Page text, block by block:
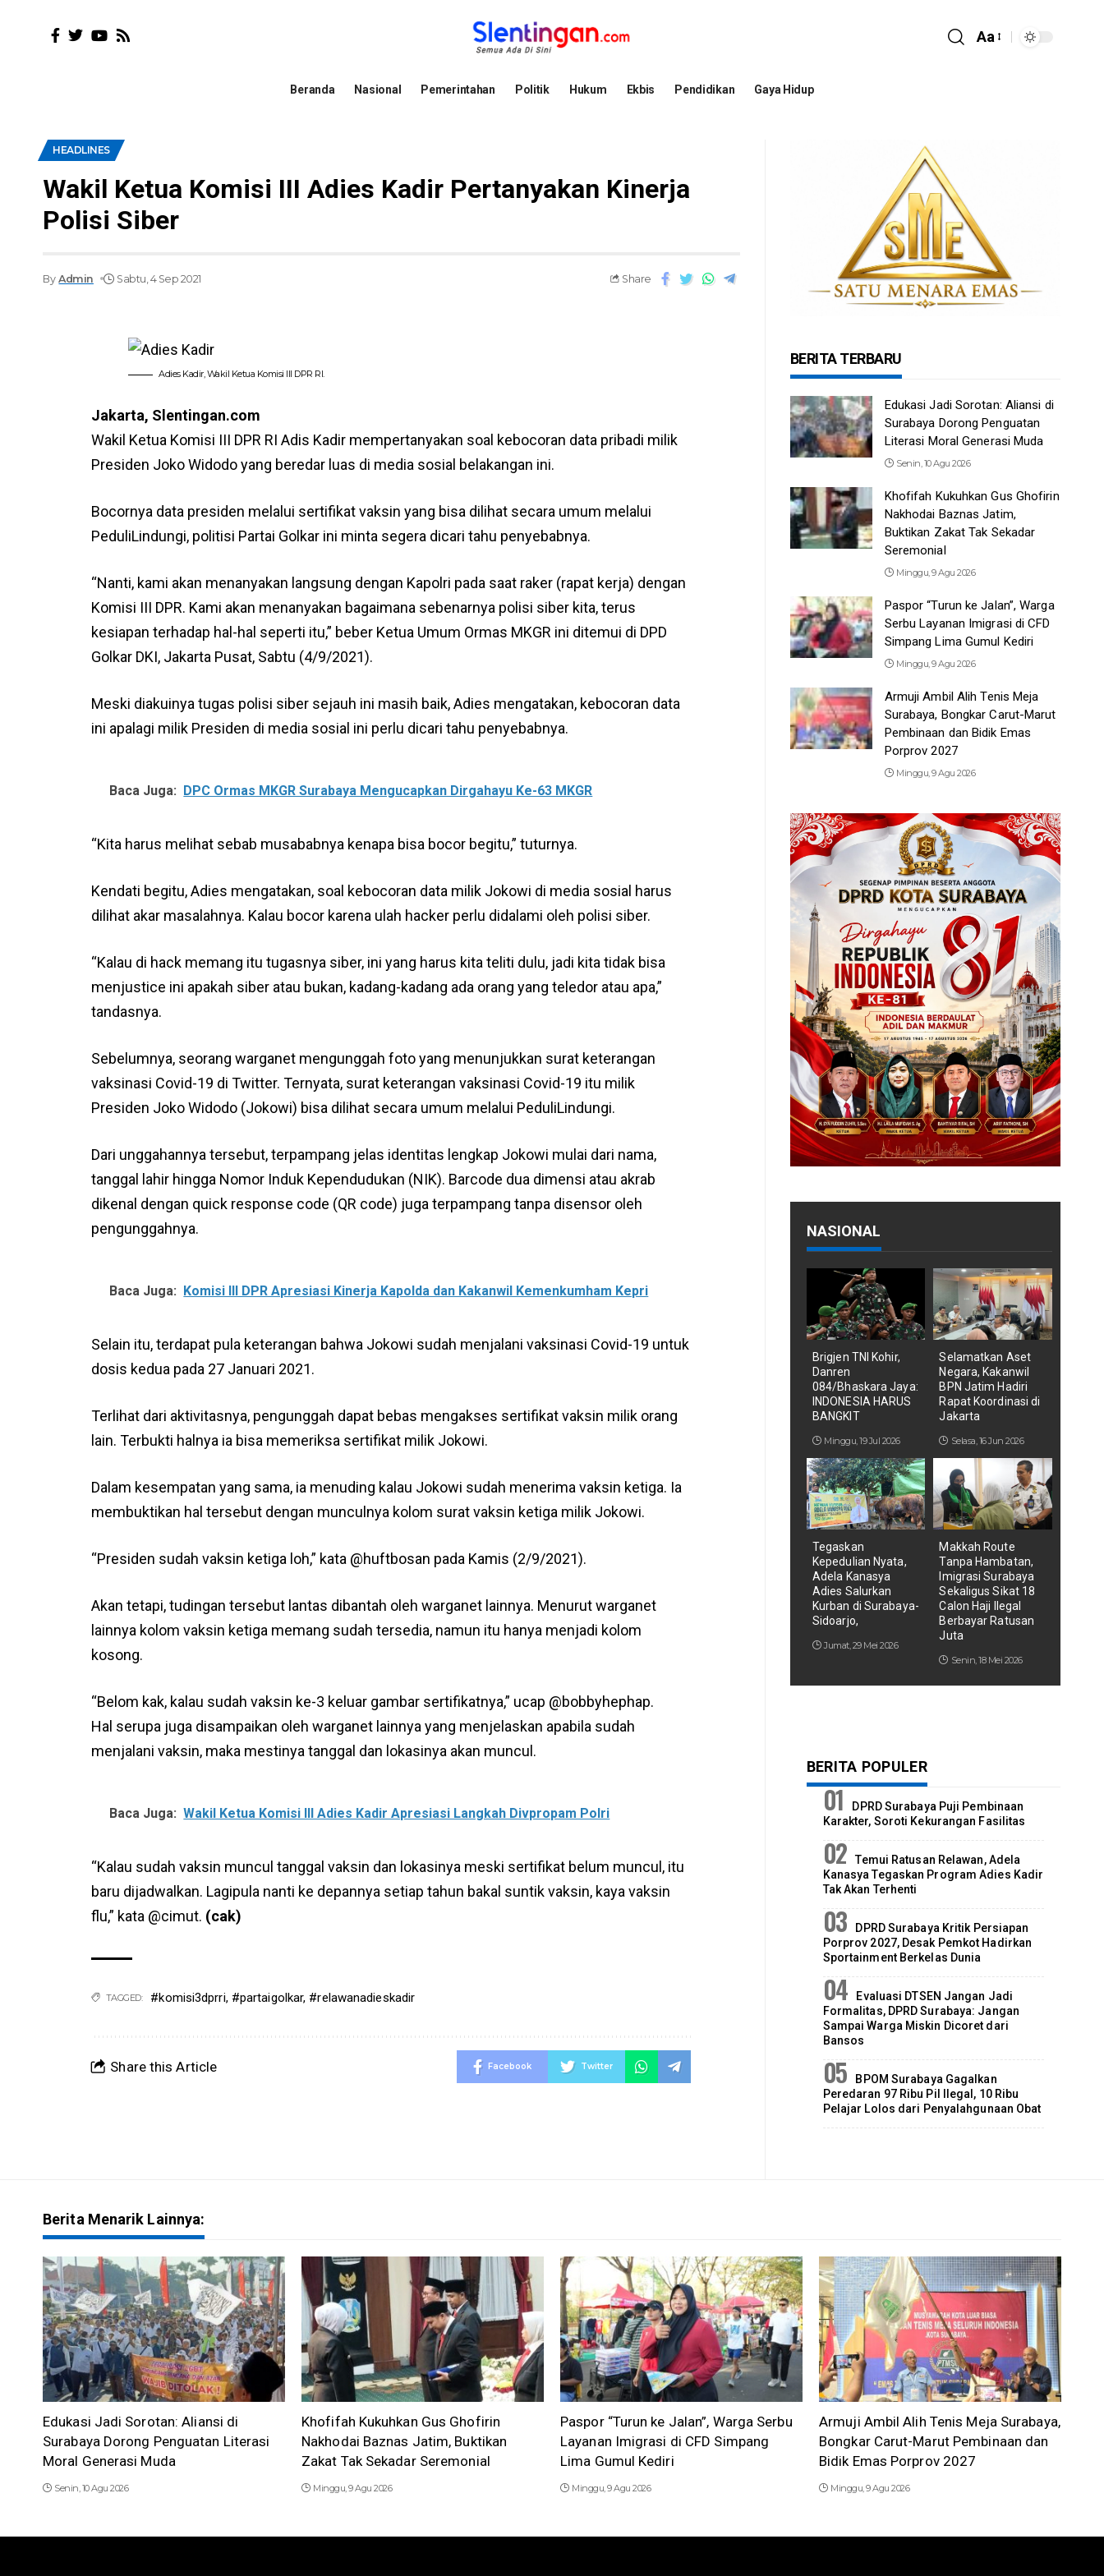
Aa
Beranda Nasional Pemerintahan Politik Hukum Ekbis Pendidikan Gaya Hidup
HEADLINES
Wakil Ketua Komisi III Adies Kadir Pertanyakan Kinerja
Polisi Siber
By Admin Sabtu, 4 Sep 2021 Share
Adies Kadir, Wakil Ketua Komisi III DPR RI.
Jakarta, Slentingan.com
Wakil Ketua Komisi III DPR RI Adis Kadir mempertanyakan soal kebocoran data pribadi milik
Presiden Joko Widodo yang beredar luas di media sosial belakangan ini.
Bocornya data presiden melalui sertifikat vaksin yang bisa dilihat secara umum melalui
PeduliLindungi, politisi Partai Golkar ini minta segera dicari tahu penyebabnya.
“Nanti, kami akan menanyakan langsung dengan Kapolri pada saat raker (rapat kerja) dengan
Komisi III DPR. Kami akan menanyakan bagaimana sebenarnya polisi siber kita, terus
kesiapan terhadap hal-hal seperti itu,” beber Ketua Umum Ormas MKGR ini ditemui di DPD
Golkar DKI, Jakarta Pusat, Sabtu (4/9/2021).
Meski diakuinya tugas polisi siber sejauh ini masih baik, Adies mengatakan, kebocoran data
ini apalagi milik Presiden di media sosial ini perlu dicari tahu penyebabnya.
Baca Juga: DPC Ormas MKGR Surabaya Mengucapkan Dirgahayu Ke-63 MKGR
“Kita harus melihat sebab musababnya kenapa bisa bocor begitu,” tuturnya.
Kendati begitu, Adies mengatakan, soal kebocoran data milik Jokowi di media sosial harus
dilihat akar masalahnya. Kalau bocor karena ulah hacker perlu didalami oleh polisi siber.
“Kalau di hack memang itu tugasnya siber, ini yang harus kita teliti dulu, jadi kita tidak bisa
menjustice ini apakah siber atau bukan, kadang-kadang ada orang yang teledor atau apa,”
tandasnya.
Sebelumnya, seorang warganet mengunggah foto yang menunjukkan surat keterangan
vaksinasi Covid-19 di Twitter. Ternyata, surat keterangan vaksinasi Covid-19 itu milik
Presiden Joko Widodo (Jokowi) bisa dilihat secara umum melalui PeduliLindungi.
Dari unggahannya tersebut, terpampang jelas identitas lengkap Jokowi mulai dari nama,
tanggal lahir hingga Nomor Induk Kependudukan (NIK). Barcode dua dimensi atau akrab
dikenal dengan quick response code (QR code) juga terpampang tanpa disensor oleh
pengunggahnya.
Baca Juga: Komisi III DPR Apresiasi Kinerja Kapolda dan Kakanwil Kemenkumham Kepri
Selain itu, terdapat pula keterangan bahwa Jokowi sudah menjalani vaksinasi Covid-19 untuk
dosis kedua pada 27 Januari 2021.
Terlihat dari aktivitasnya, pengunggah dapat bebas mengakses sertifikat vaksin milik orang
lain. Terbukti halnya ia bisa memeriksa sertifikat milik Jokowi.
Dalam kesempatan yang sama, ia menuding kalau Jokowi sudah menerima vaksin ketiga. Ia
membuktikan hal tersebut dengan munculnya kolom surat vaksin ketiga milik Jokowi.
“Presiden sudah vaksin ketiga loh,” kata @huftbosan pada Kamis (2/9/2021).
Akan tetapi, tudingan tersebut lantas dibantah oleh warganet lainnya. Menurut warganet
lainnya kolom vaksin ketiga memang sudah tersedia, namun itu hanya menjadi kolom
kosong.
“Belom kak, kalau sudah vaksin ke-3 keluar gambar sertifikatnya,” ucap @bobbyhephap.
Hal serupa juga disampaikan oleh warganet lainnya yang menjelaskan apabila sudah
menjalani vaksin, maka mestinya tanggal dan lokasinya akan muncul.
Baca Juga: Wakil Ketua Komisi III Adies Kadir Apresiasi Langkah Divpropam Polri
“Kalau sudah vaksin muncul tanggal vaksin dan lokasinya meski sertifikat belum muncul, itu
baru dijadwalkan. Lagipula nanti ke depannya setiap tahun bakal suntik vaksin, kaya vaksin
flu,” kata @cimut. (cak)
TAGGED: #komisi3dprri, #partaigolkar, #relawanadieskadir
Share this Article Facebook Twitter
BERITA TERBARU
Edukasi Jadi Sorotan: Aliansi di
Surabaya Dorong Penguatan
Literasi Moral Generasi Muda
Senin, 10 Agu 2026
Khofifah Kukuhkan Gus Ghofirin
Nakhodai Baznas Jatim,
Buktikan Zakat Tak Sekadar
Seremonial
Minggu, 9 Agu 2026
Paspor “Turun ke Jalan”, Warga
Serbu Layanan Imigrasi di CFD
Simpang Lima Gumul Kediri
Minggu, 9 Agu 2026
Armuji Ambil Alih Tenis Meja
Surabaya, Bongkar Carut-Marut
Pembinaan dan Bidik Emas
Porprov 2027
Minggu, 9 Agu 2026
NASIONAL
Brigjen TNI Kohir,
Danren
084/Bhaskara Jaya:
INDONESIA HARUS
BANGKIT
Minggu, 19 Jul 2026
Selamatkan Aset
Negara, Kakanwil
BPN Jatim Hadiri
Rapat Koordinasi di
Jakarta
Selasa, 16 Jun 2026
Tegaskan
Kepedulian Nyata,
Adela Kanasya
Adies Salurkan
Kurban di Surabaya-
Sidoarjo,
Jumat, 29 Mei 2026
Makkah Route
Tanpa Hambatan,
Imigrasi Surabaya
Sekaligus Sikat 18
Calon Haji Ilegal
Berbayar Ratusan
Juta
Senin, 18 Mei 2026
BERITA POPULER
DPRD Surabaya Puji Pembinaan
Karakter, Soroti Kekurangan Fasilitas
Temui Ratusan Relawan, Adela
Kanasya Tegaskan Program Adies Kadir
Tak Akan Terhenti
DPRD Surabaya Kritik Persiapan
Porprov 2027, Desak Pemkot Hadirkan
Sportainment Berkelas Dunia
Evaluasi DTSEN Jangan Jadi
Formalitas, DPRD Surabaya: Jangan
Sampai Warga Miskin Dicoret dari
Bansos
BPOM Surabaya Gagalkan
Peredaran 97 Ribu Pil Ilegal, 10 Ribu
Pelajar Lolos dari Penyalahgunaan Obat
Berita Menarik Lainnya:
Edukasi Jadi Sorotan: Aliansi di
Surabaya Dorong Penguatan Literasi
Moral Generasi Muda
Senin, 10 Agu 2026
Khofifah Kukuhkan Gus Ghofirin
Nakhodai Baznas Jatim, Buktikan
Zakat Tak Sekadar Seremonial
Minggu, 9 Agu 2026
Paspor “Turun ke Jalan”, Warga Serbu
Layanan Imigrasi di CFD Simpang
Lima Gumul Kediri
Minggu, 9 Agu 2026
Armuji Ambil Alih Tenis Meja Surabaya,
Bongkar Carut-Marut Pembinaan dan
Bidik Emas Porprov 2027
Minggu, 9 Agu 2026